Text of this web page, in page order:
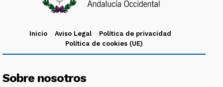
Inicio Aviso Legal
Política de privacidad
Política de cookies (UE)
Sobre nosotros